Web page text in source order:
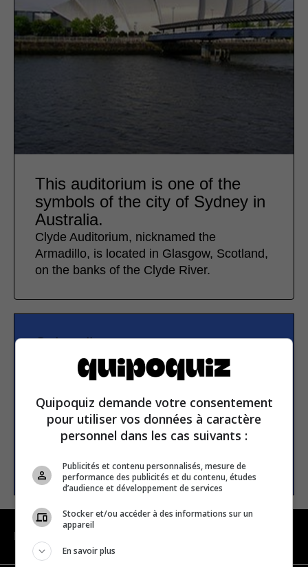
This auditorium is one of the
symbols of the city of Sydney in
Australia.
Clyde Auditorium, nicknamed the
Armadillo, is located in Glasgow, Scotland,
on the banks of the Clyde River.
Subscribe to our
newsletter
Email address
SUBSCRIBE
Quipoquiz demande votre consentement
pour utiliser vos données à caractère
personnel dans les cas suivants :
Publicités et contenu personnalisés, mesure de
performance des publicités et du contenu, études
d’audience et développement de services
Stocker et/ou accéder à des informations sur un
appareil
En savoir plus